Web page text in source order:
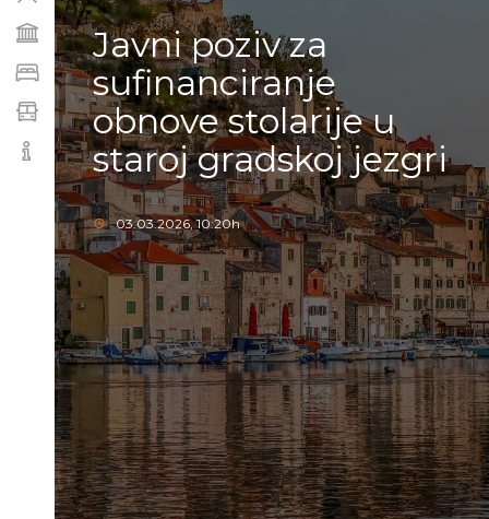
Javni poziv za
sufinanciranje
obnove stolarije u
staroj gradskoj jezgri
03.03.2026, 10:20h